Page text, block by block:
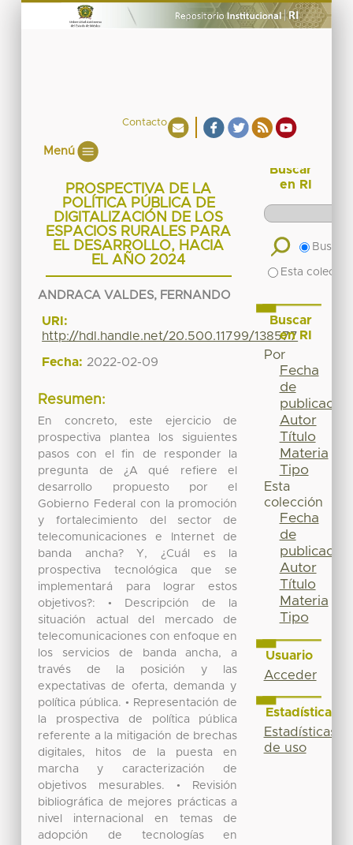
Contacto
Menú
PROSPECTIVA DE LA
POLÍTICA PÚBLICA DE
DIGITALIZACIÓN DE LOS
ESPACIOS RURALES PARA
EL DESARROLLO, HACIA
EL AÑO 2024
ANDRACA VALDES, FERNANDO
URI:
http://hdl.handle.net/20.500.11799/138577
Fecha: 2022-02-09
Resumen:
En concreto, este ejercicio de
prospectiva plantea los siguientes
pasos con el fin de responder la
pregunta de ¿A qué refiere el
desarrollo propuesto por el
Gobierno Federal con la promoción
y fortalecimiento del sector de
telecomunicaciones e Internet de
banda ancha? Y, ¿Cuál es la
prospectiva tecnológica que se
implementará para lograr estos
objetivos?: • Descripción de la
situación actual del mercado de
telecomunicaciones con enfoque en
los servicios de banda ancha, a
través de la posición y las
expectativas de oferta, demanda y
política pública. • Representación de
la prospectiva de política pública
referente a la mitigación de brechas
digitales, hitos de la puesta en
marcha y caracterización de
objetivos mesurables. • Revisión
bibliográfica de mejores prácticas a
nivel internacional en temas de
adopción de tecnologías en
Buscar
en RI
Buscar
Esta
Buscar
en RI
Por
Fecha
de
publicación
Autor
Título
Materia
Tipo
Esta
colección
Fecha
de
publicación
Autor
Título
Materia
Tipo
Usuario
Acceder
Estadísticas
Estadísticas
de uso